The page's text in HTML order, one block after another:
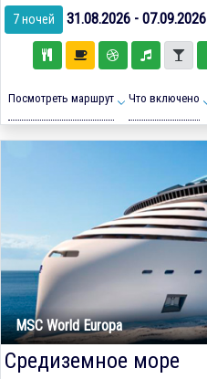
7 ночей 31.08.2026 - 07.09.2026
Посмотреть маршрут Что включено
MSC World Europa
Средиземное море